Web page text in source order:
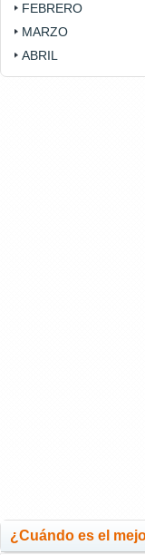
FEBRERO
MARZO
ABRIL
¿Cuándo es el